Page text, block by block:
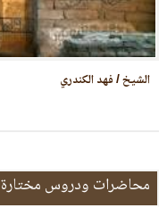
محاضرات ودروس مختارة